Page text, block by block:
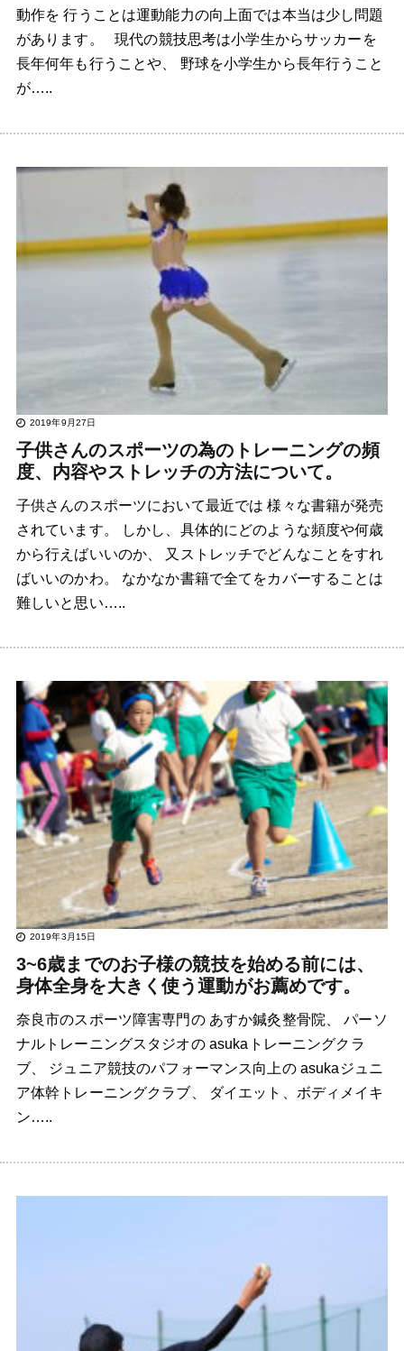
動作を 行うことは運動能力の向上面では本当は少し問題
があります。 現代の競技思考は小学生からサッカーを
長年何年も行うことや、 野球を小学生から長年行うこと
が…..
2019年9月27日
子供さんのスポーツの為のトレーニングの頻
度、内容やストレッチの方法について。
子供さんのスポーツにおいて最近では 様々な書籍が発売
されています。 しかし、具体的にどのような頻度や何歳
から行えばいいのか、 又ストレッチでどんなことをすれ
ばいいのかわ。 なかなか書籍で全てをカバーすることは
難しいと思い…..
2019年3月15日
3~6歳までのお子様の競技を始める前には、
身体全身を大きく使う運動がお薦めです。
奈良市のスポーツ障害専門の あすか鍼灸整骨院、 パーソ
ナルトレーニングスタジオの asukaトレーニングクラ
ブ、 ジュニア競技のパフォーマンス向上の asukaジュニ
ア体幹トレーニングクラブ、 ダイエット、ボディメイキ
ン…..